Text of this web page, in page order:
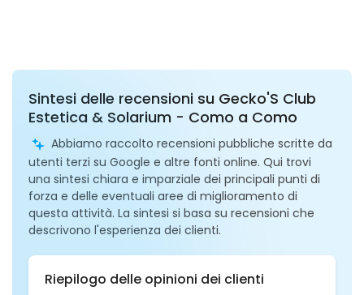
Sintesi delle recensioni su Gecko'S Club
Estetica & Solarium - Como a Como
Abbiamo raccolto recensioni pubbliche scritte da
utenti terzi su Google e altre fonti online. Qui trovi
una sintesi chiara e imparziale dei principali punti di
forza e delle eventuali aree di miglioramento di
questa attività. La sintesi si basa su recensioni che
descrivono l'esperienza dei clienti.
Riepilogo delle opinioni dei clienti